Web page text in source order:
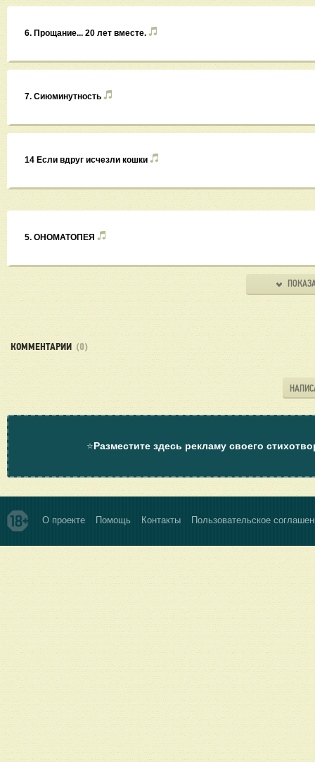
6. Прощание... 20 лет вместе.
7. Сиюминутность
14 Если вдруг исчезли кошки
5. ОНОМАТОПЕЯ
КОММЕНТАРИИ (0)
⭐Разместите здесь рекламу своего
О проекте Помощь Контакты Пользовательское